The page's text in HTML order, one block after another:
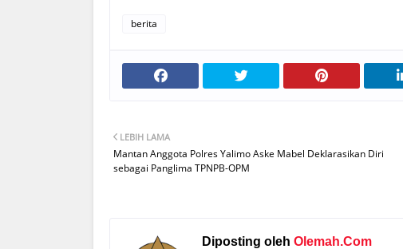
berita
LEBIH LAMA
Mantan Anggota Polres Yalimo Aske Mabel Deklarasikan Diri
sebagai Panglima TPNPB-OPM
Diposting oleh Olemah.Com